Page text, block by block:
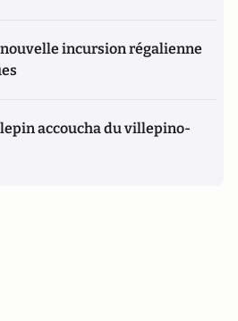
nouvelle incursion régalienne
accoucha du villepino-